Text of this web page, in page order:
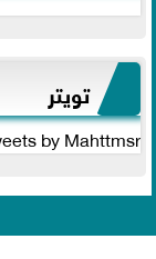
تويتر
by Mahttmsr